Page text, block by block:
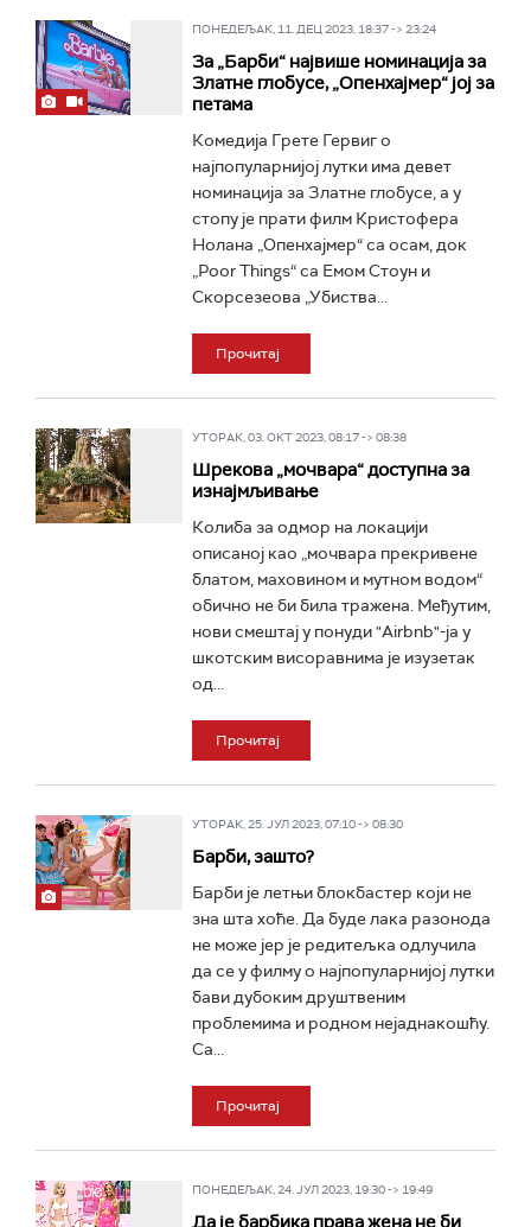
ПОНЕДЕЉАК, 11. ДЕЦ 2023, 18:37 -> 23:24
За „Барби“ највише номинација за
Златне глобусе, „Опенхајмер“ јој за
петама
Комедија Грете Гервиг о
најпопуларнијој лутки има девет
номинација за Златне глобусе, а у
стопу је прати филм Кристофера
Нолана „Опенхајмер“ са осам, док
„Poor Things“ са Емом Стоун и
Скорсезеова „Убиства...
Прочитај
УТОРАК, 03. ОКТ 2023, 08:17 -> 08:38
Шрекова „мочвара“ доступна за
изнајмљивање
Колиба за одмор на локацији
описаној као „мочвара прекривене
блатом, маховином и мутном водом“
обично не би била тражена. Међутим,
нови смештај у понуди "Airbnb"-ја у
шкотским висоравнима је изузетак
од...
Прочитај
УТОРАК, 25. ЈУЛ 2023, 07:10 -> 08:30
Барби, зашто?
Барби је летњи блокбастер који не
зна шта хоће. Да буде лака разонода
не може јер је редитељка одлучила
да се у филму о најпопуларнијој лутки
бави дубоким друштвеним
проблемима и родном нејаднакошћу.
Са...
Прочитај
ПОНЕДЕЉАК, 24. ЈУЛ 2023, 19:30 -> 19:49
Да је барбика права жена не би